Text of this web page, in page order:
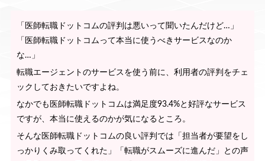
「医師転職ドットコムの評判は悪いって聞いたんだけど…」
「医師転職ドットコムって本当に使うべきサービスなのか
な…」
転職エージェントのサービスを使う前に、利用者の評判をチェ
ックしておきたいですよね。
なかでも医師転職ドットコムは満足度93.4%と好評なサービス
ですが、本当に使えるのかが気になるところ。
そんな医師転職ドットコムの良い評判では「担当者が要望をし
っかりくみ取ってくれた」「転職がスムーズに進んだ」との声